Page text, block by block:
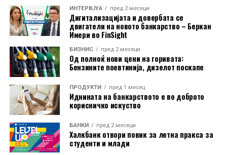
трговската политика на Трамп. Претходно, повеќе
американски компании успеаја да издејствуваат
судски одлуки против дел од неговите царински
мерки, но администрацијата продолжи со
воведување нови ограничувања.
Подносителите на тужбата наведуваат дека, иако
американскиот закон дозволува воведување царини
во одредени случаи, историски тие биле насочени кон
конкретни земји или индустрии. Според нив,
сегашниот широк пристап, кој опфаќа речиси
целокупниот американски увоз, нема преседан и ги
надминува законските рамки.
ИНТЕРВЈУА пред 2 месеци
Дигитализацијата и довербата се
двигатели на новото банкарство – Беркан
Имери во FinSight
БИЗНИС пред 2 месеци
Од полноќ нови цени на горивата:
Бензините поевтинија, дизелот поскапе
ПРОДУКТИ пред 1 месец
Иднината на банкарството е во доброто
корисничко искуство
БАНКИ пред 2 месеци
Халкбанк отвори повик за летна пракса за
студенти и млади